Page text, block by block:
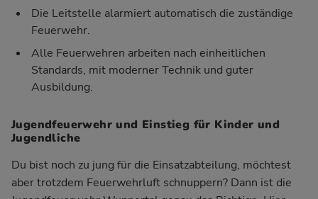
Die Leitstelle alarmiert automatisch die zuständige
Feuerwehr.
Alle Feuerwehren arbeiten nach einheitlichen
Standards, mit moderner Technik und guter
Ausbildung.
Jugendfeuerwehr und Einstieg für Kinder und
Jugendliche
Du bist noch zu jung für die Einsatzabteilung, möchtest
aber trotzdem Feuerwehrluft schnuppern? Dann ist die